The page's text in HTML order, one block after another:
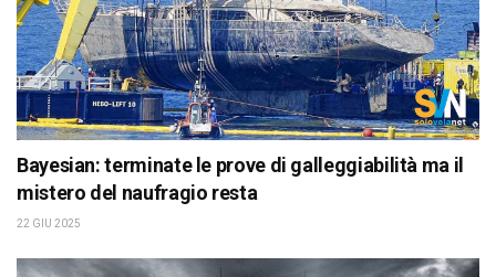
Bayesian: terminate le prove di galleggiabilità ma il
mistero del naufragio resta
22 GIU 2025